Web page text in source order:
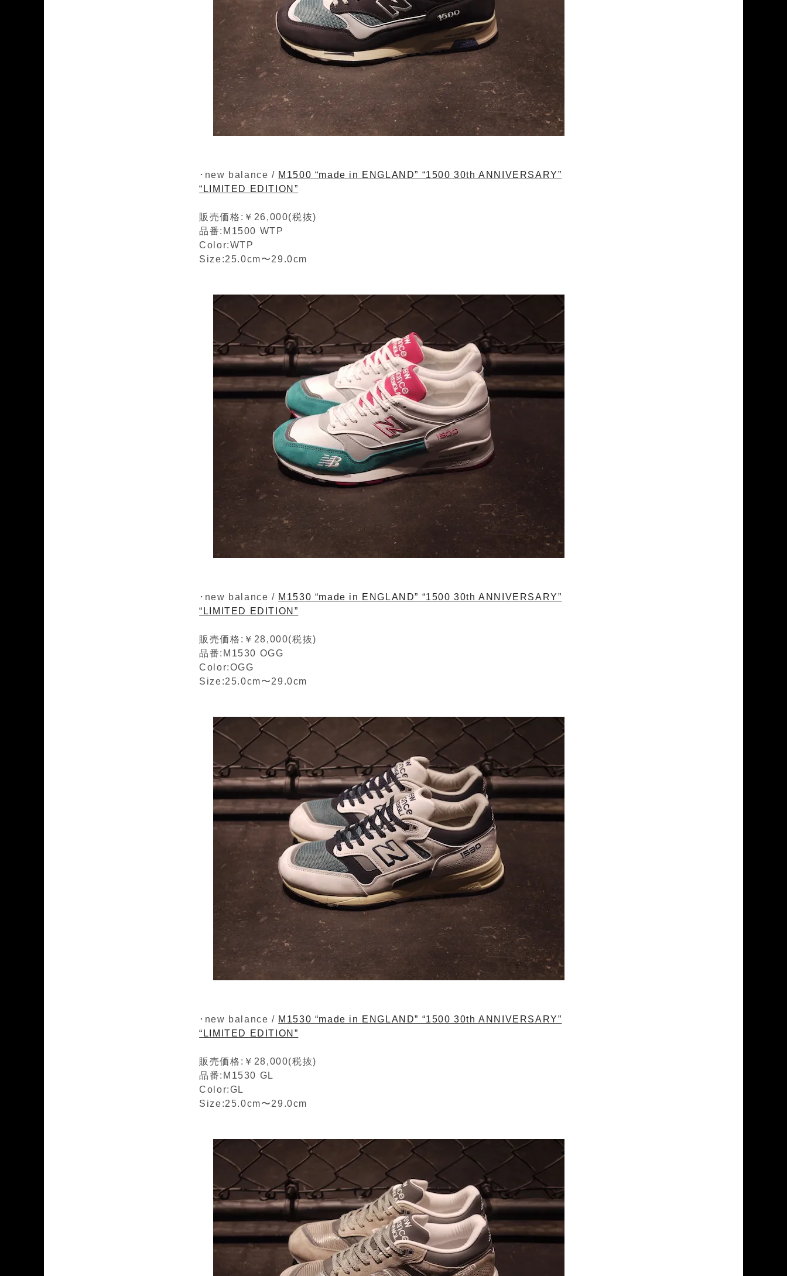
･new balance / M1500 “made in ENGLAND” “1500 30th ANNIVERSARY”
“LIMITED EDITION”
販売価格:￥26,000(税抜)
品番:M1500 WTP
Color:WTP
Size:25.0cm〜29.0cm
･new balance / M1530 “made in ENGLAND” “1500 30th ANNIVERSARY”
“LIMITED EDITION”
販売価格:￥28,000(税抜)
品番:M1530 OGG
Color:OGG
Size:25.0cm〜29.0cm
･new balance / M1530 “made in ENGLAND” “1500 30th ANNIVERSARY”
“LIMITED EDITION”
販売価格:￥28,000(税抜)
品番:M1530 GL
Color:GL
Size:25.0cm〜29.0cm